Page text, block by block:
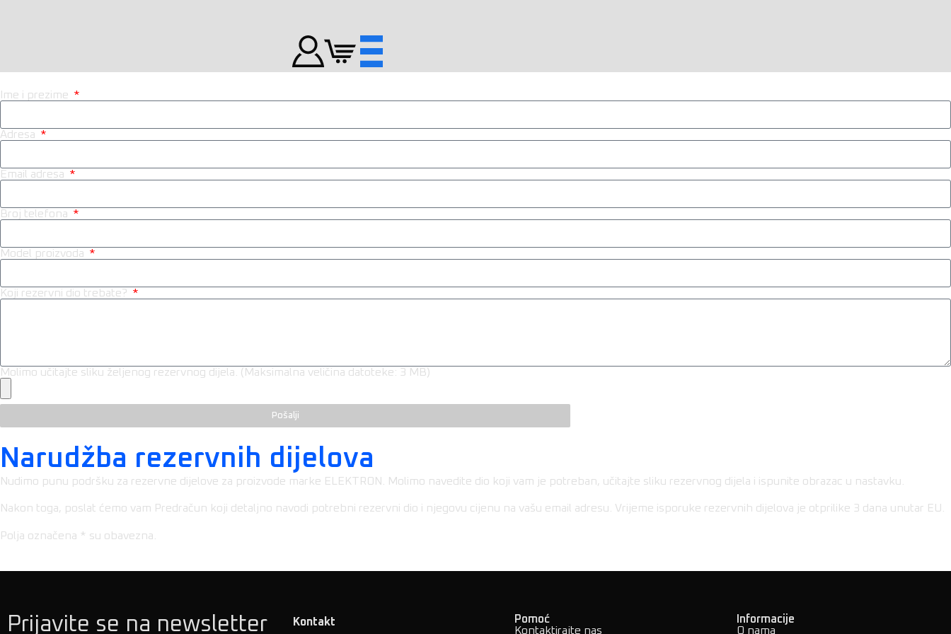
Ime i prezime
Adresa
Email adresa
Broj telefona
Model proizvoda
Koji rezervni dio trebate?
Molimo učitajte sliku željenog rezervnog dijela. (Maksimalna veličina datoteke: 3 MB)
Pošalji
Narudžba rezervnih dijelova
Nudimo punu podršku za rezervne dijelove za proizvode marke ELEKTRON. Molimo navedite dio koji vam je potreban, učitajte sliku rezervnog dijela i ispunite obrazac u nastavku.
Nakon toga, poslat ćemo vam Predračun koji detaljno navodi potrebni rezervni dio i njegovu cijenu na vašu email adresu. Vrijeme isporuke rezervnih dijelova je otprilike 3 dana unutar EU.
Polja označena * su obavezna.
Prijavite se na newsletter Kontakt
Pomoć
Kontaktirajte nas
Informacije
O nama